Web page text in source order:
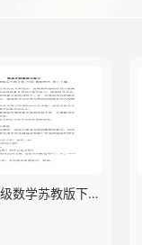
数学苏教版下册
《单元复习》